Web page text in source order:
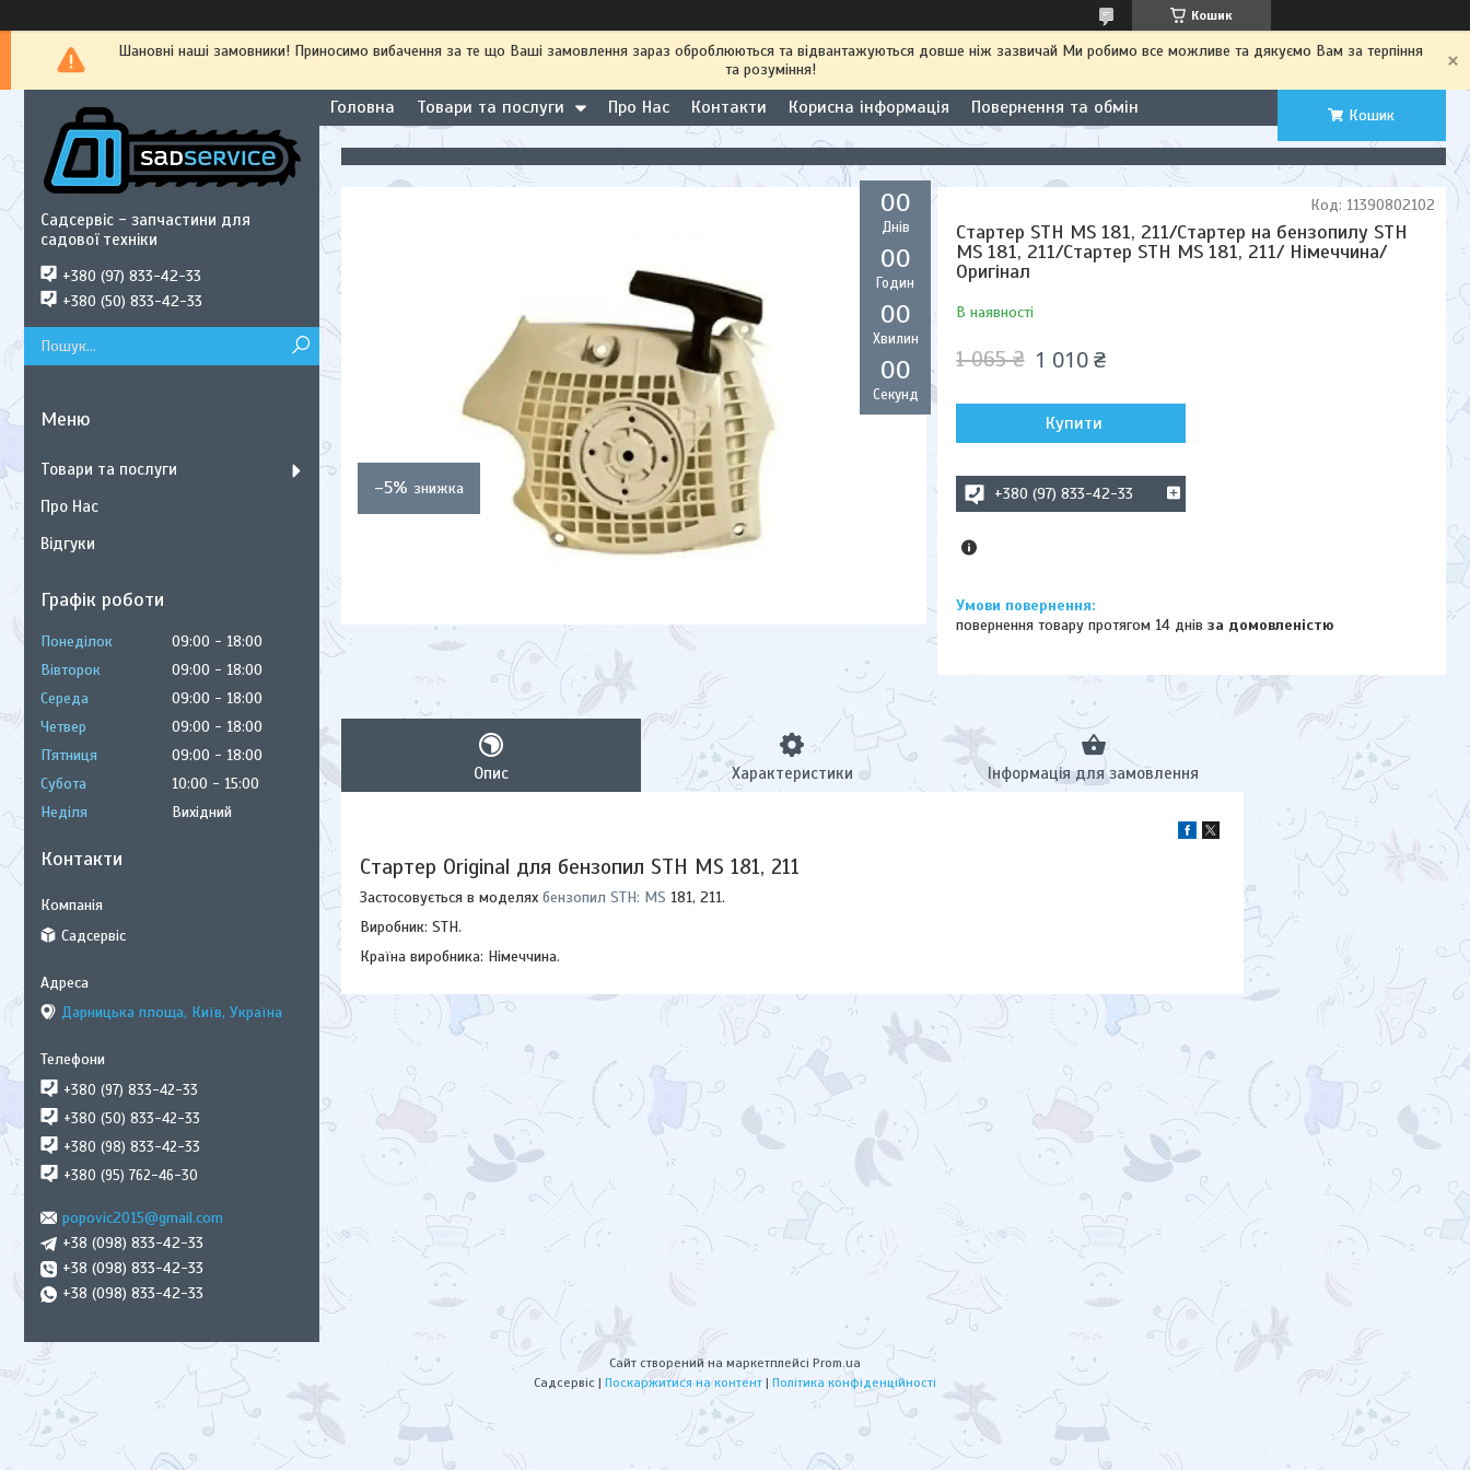
Кошик
Шановні наші замовники! Приносимо вибачення за те що Ваші замовлення зараз оброблюються та відвантажуються довше ніж зазвичай Ми робимо все можливе та дякуємо Вам за терпіння
та розуміння!
Головна Товари та послуги Про Нас Контакти Корисна інформація Повернення та обмін Кошик
00
Днів
00
Годин
00
Хвилин
00
Секунд
–5%
Стартер STH MS 181, 211/Стартер на бензопилу STH
MS 181, 211/Стартер STH MS 181, 211/ Німеччина/
Оригінал
В наявності
Код: 11390802102
1 065 ₴ 1 010 ₴
Купити
+380 (97) 833-42-33
повернення товару протягом 14 днівза домовленістю
Опис Характеристики Інформація для замовлення
Стартер Original для бензопил STH MS 181, 211
Застосовується в моделях бензопил STH: MS 181, 211.
Виробник: STH.
Країна виробника: Німеччина.
Садсервіс - запчастини для
садової техніки
+380 (97) 833-42-33
+380 (50) 833-42-33
Товари та послуги
Про Нас
Відгуки
Графік роботи
Понеділок 09:00
18:00
Вівторок
09:00
18:00
Середа
09:00
18:00
Четвер
09:00
18:00
Пʼятниця
09:00
18:00
Субота
10:00
15:00
Неділя
Вихідний
Контакти
Садсервіс
Дарницька площа, Київ, Україна
+380 (97) 833-42-33
+380 (50) 833-42-33
+380 (98) 833-42-33
+380 (95) 762-46-30
popovic2015@gmail.com
+38 (098) 833-42-33
+38 (098) 833-42-33
+38 (098) 833-42-33
Сайт створений на маркетплейсі Prom.ua
Садсервіс | Поскаржитися на контент | Політика конфіденційності